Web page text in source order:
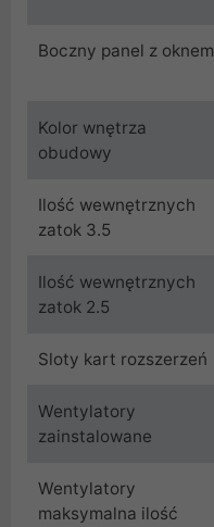
Boczny panel z oknem
Kolor wnętrza
obudowy
Ilość wewnętrznych
zatok 3.5
Ilość wewnętrznych
zatok 2.5
Sloty kart rozszerzeń
Wentylatory
zainstalowane
Wentylatory
maksymalna ilość